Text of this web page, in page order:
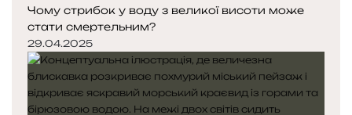
Чому стрибок у воду з великої висоти може
стати смертельним?
29.04.2025